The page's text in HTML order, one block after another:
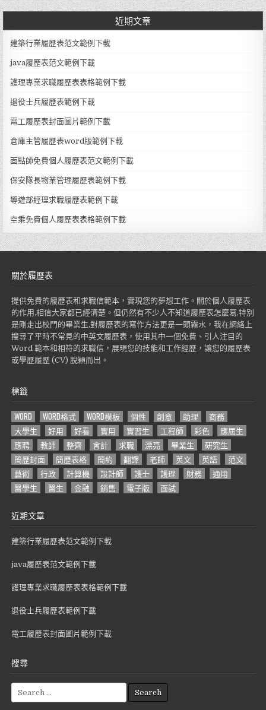
近期文章
建築行業履歷表范文範例下載
java履歷表范文範例下載
護理專業求職履歷表表格範例下載
退役士兵履歷表範例下載
電工履歷表封面圖片範例下載
倉庫主管履歷表word版範例下載
面點師免費個人履歷表范文範例下載
保安隊長物業管理履歷表範例下載
導遊部經理求職履歷表範例下載
空乘免費個人履歷表表格範例下載
關於履歷表
提供免費的履歷表和求職信範本，實現您的夢想工作。關於個人履歷表
的作用,相信大家都已經清楚。但仍然有不少人不知道履歷表怎麼寫,特別
是剛走出校門的畢業生,對履歷表的寫作方法更是一頭霧水，我在網絡上
搜尋了平時不常見的中英文履歷表，使用其中一個免費、引人注目的
Word 範本和相符的求職信，展現您的技能和工作經歷，讓您的履歷表
或學歷履歷 (CV) 脫穎而出。
標籤
WORD WORD格式 WORD模板 個性 創意 助理
商務
大學生
好用 好看 實用 實習生 工程師 彩色
應屆生
應聘
教師 整齊 會計 求職 漂亮 畢業生
研究生
簡歷封面
簡歷表格 簡約 翻譯 老師 英文 英語
范文
藝術
行政 計算機 設計師 護士 護理 財務
通用
醫學生
醫生 金融 銷售 電子版 面試
近期文章
建築行業履歷表范文範例下載
java履歷表范文範例下載
護理專業求職履歷表表格範例下載
退役士兵履歷表範例下載
電工履歷表封面圖片範例下載
搜尋
e